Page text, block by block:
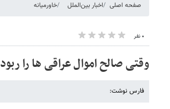
صفحه اصلی اخبار بین‌الملل خاورمیانه
۰ نفر
وقتی صالح اموال عراقی ها را ربود
فارس نوشت: